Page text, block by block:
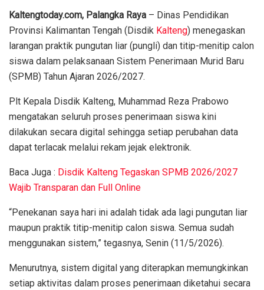
Kaltengtoday.com, Palangka Raya – Dinas Pendidikan
Provinsi Kalimantan Tengah (Disdik Kalteng) menegaskan
larangan praktik pungutan liar (pungli) dan titip-menitip calon
siswa dalam pelaksanaan Sistem Penerimaan Murid Baru
(SPMB) Tahun Ajaran 2026/2027.
Plt Kepala Disdik Kalteng, Muhammad Reza Prabowo
mengatakan seluruh proses penerimaan siswa kini
dilakukan secara digital sehingga setiap perubahan data
dapat terlacak melalui rekam jejak elektronik.
Baca Juga : Disdik Kalteng Tegaskan SPMB 2026/2027
Wajib Transparan dan Full Online
“Penekanan saya hari ini adalah tidak ada lagi pungutan liar
maupun praktik titip-menitip calon siswa. Semua sudah
menggunakan sistem,” tegasnya, Senin (11/5/2026).
Menurutnya, sistem digital yang diterapkan memungkinkan
setiap aktivitas dalam proses penerimaan diketahui secara